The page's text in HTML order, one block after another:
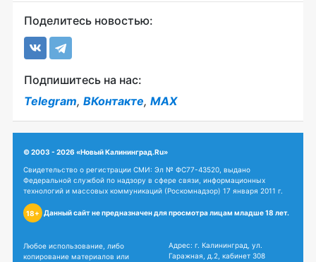
Поделитесь новостью:
Подпишитесь на нас:
Telegram, ВКонтакте, MAX
© 2003 - 2026 «Новый Калининград.Ru»
Свидетельство о регистрации СМИ: Эл № ФС77-43520, выдано
Федеральной службой по надзору в сфере связи, информационных
технологий и массовых коммуникаций (Роскомнадзор) 17 января 2011 г.
18+ Данный сайт не предназначен для просмотра лицам младше 18 лет.
Любое использование, либо
копирование материалов или
Адрес: г. Калининград, ул.
Гаражная, д.2, кабинет 308